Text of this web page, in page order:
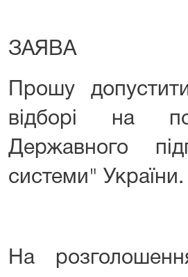
ЗАЯВА
Прошу
відборі на
Державного
системи" України.
На